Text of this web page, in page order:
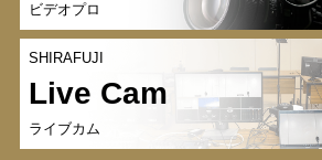
ビデオプロ
SHIRAFUJI
Live Cam
ライブカム